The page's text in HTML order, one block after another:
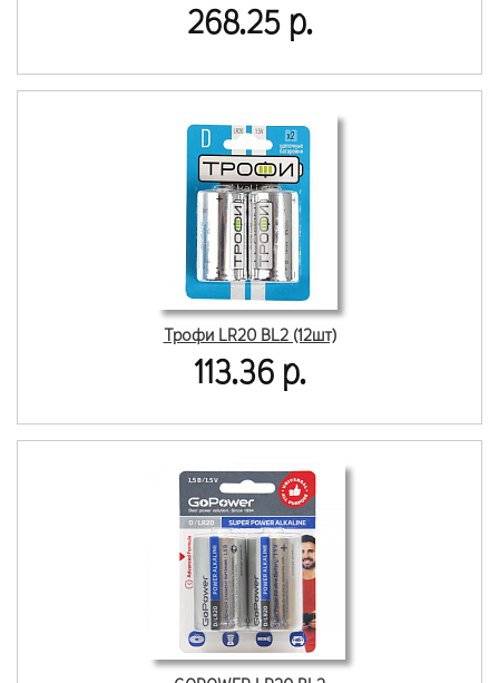
268.25 р.
Трофи LR20 BL2 (12шт)
113.36 р.